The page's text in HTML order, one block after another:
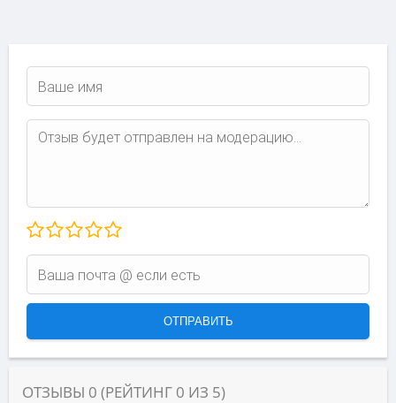
ОТЗЫВЫ 0 (РЕЙТИНГ 0 ИЗ 5)